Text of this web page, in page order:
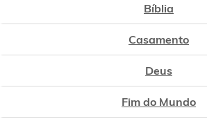
Bíblia
Casamento
Deus
Fim do Mundo